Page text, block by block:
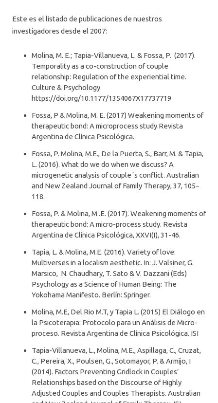
Este es el listado de publicaciones de nuestros
investigadores desde el 2007:
Molina, M. E.; Tapia-Villanueva, L. & Fossa, P. (2017).
Temporality as a co-construction of couple
relationship: Regulation of the experiential time.
Culture & Psychology
https://doi.org/10.1177/1354067X17737719
Fossa, P & Molina, M. E. (2017) Weakening moments of
therapeutic bond: A microprocess study.Revista
Argentina de Clínica Psicológica.
Fossa, P. Molina, M.E., De la Puerta, S., Barr, M. & Tapia,
L. (2016). What do we do when we discuss? A
microgenetic analysis of couple´s conflict. Australian
and New Zealand Journal of Family Therapy, 37, 105–
118.
Fossa, P. & Molina, M .E. (2017). Weakening moments of
therapeutic bond: A micro-process study. Revista
Argentina de Clínica Psicológica, XXVI(I), 31-46.
Tapia, L. & Molina, M.E. (2016). Variety of love:
Multiverses in a localism aesthetic. In: J. Valsiner, G.
Marsico, N. Chaudhary, T. Sato & V. Dazzani (Eds)
Psychology as a Science of Human Being: The
Yokohama Manifesto. Berlín: Springer.
Molina, M.E, Del Rio M.T, y Tapia L. (2015) El Diálogo en
la Psicoterapia: Protocolo para un Análisis de Micro-
proceso. Revista Argentina de Clínica Psicológica. ISI
Tapia-Villanueva, L., Molina, M.E., Aspillaga, C., Cruzat,
C., Pereira, X., Poulsen, G., Sotomayor, P. & Armijo, I
(2014). Factors Preventing Gridlock in Couples’
Relationships based on the Discourse of Highly
Adjusted Couples and Couples Therapists. Australian